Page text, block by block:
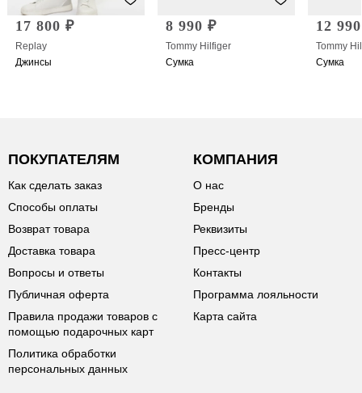
17 800 ₽
Replay
Джинсы
8 990 ₽
Tommy Hilfiger
Сумка
12
Tommy
Сумка
ПОКУПАТЕЛЯМ
Как сделать заказ
Способы оплаты
Возврат товара
Доставка товара
Вопросы и ответы
Публичная оферта
Правила продажи товаров с
помощью подарочных карт
Политика обработки
персональных данных
КОМПАНИЯ
О нас
Бренды
Реквизиты
Пресс-центр
Контакты
Программа лояльности
Карта сайта